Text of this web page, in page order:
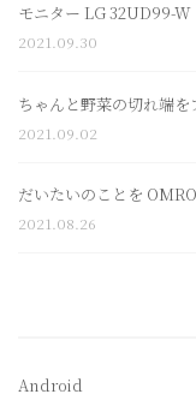
モニター LG 32UD99-W
2021.09.30
ちゃんと野菜の切れ端
2021.09.02
だいたいのことを
2021.08.26
Android